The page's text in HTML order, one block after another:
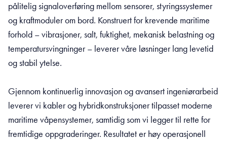
pålitelig signaloverføring mellom sensorer, styringssystemer
og kraftmoduler om bord. Konstruert for krevende maritime
forhold – vibrasjoner, salt, fuktighet, mekanisk belastning og
temperatursvingninger – leverer våre løsninger lang levetid
og stabil ytelse.
Gjennom kontinuerlig innovasjon og avansert ingeniørarbeid
leverer vi kabler og hybridkonstruksjoner tilpasset moderne
maritime våpensystemer, samtidig som vi legger til rette for
fremtidige oppgraderinger. Resultatet er høy operasjonell